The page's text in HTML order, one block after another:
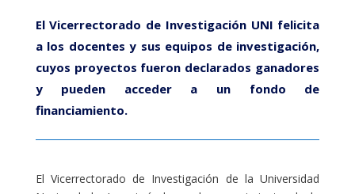
El Vicerrectorado de Investigación UNI felicita
a los docentes y sus equipos de investigación,
cuyos proyectos fueron declarados ganadores
y pueden acceder a un fondo de
financiamiento.
El Vicerrectorado de Investigación de la Universidad